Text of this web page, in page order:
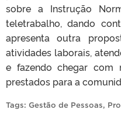
sobre a Instrução
teletrabalho, dando
apresenta outra
atividades laborais,
e fazendo chegar com
prestados para a
Tags: Gestão de Pessoas,